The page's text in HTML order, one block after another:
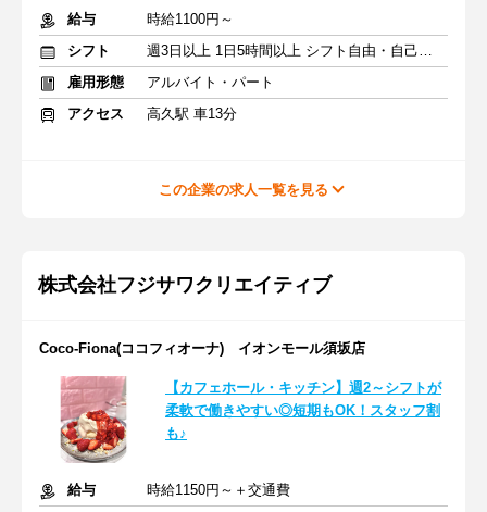
給与
時給1100円～
シフト
週3日以上 1日5時間以上 シフト自由・自己申告
雇用形態
アルバイト・パート
アクセス
高久駅 車13分
この企業の求人一覧を見る
株式会社フジサワクリエイティブ
Coco-Fiona(ココフィオーナ) イオンモール須坂店
【カフェホール・キッチン】週2～シフトが
柔軟で働きやすい◎短期もOK！スタッフ割
も♪
給与
時給1150円～＋交通費